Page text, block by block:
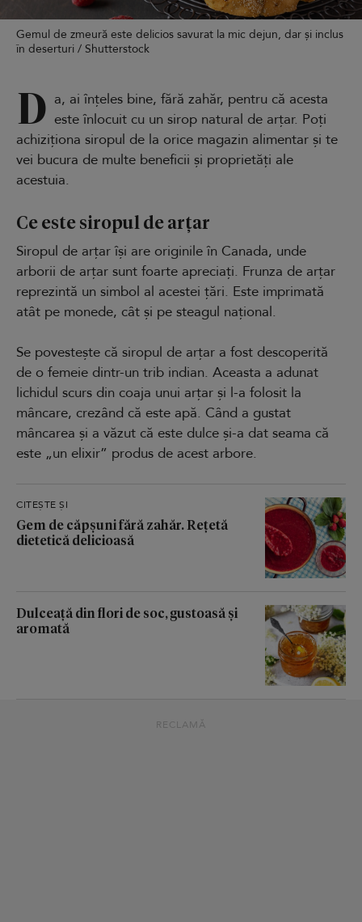
Gemul de zmeură este delicios savurat la mic dejun, dar și inclus
în deserturi / Shutterstock
D a, ai înțeles bine, fără zahăr, pentru că acesta
este înlocuit cu un sirop natural de arțar. Poți
achiziționa siropul de la orice magazin alimentar și te
vei bucura de multe beneficii și proprietăți ale
acestuia.
Ce este siropul de arțar
Siropul de arțar își are originile în Canada, unde
arborii de arțar sunt foarte apreciați. Frunza de arțar
reprezintă un simbol al acestei țări. Este imprimată
atât pe monede, cât și pe steagul național.
Se povestește că siropul de arțar a fost descoperită
de o femeie dintr-un trib indian. Aceasta a adunat
lichidul scurs din coaja unui arțar și l-a folosit la
mâncare, crezând că este apă. Când a gustat
mâncarea și a văzut că este dulce și-a dat seama că
este „un elixir” produs de acest arbore.
CITEȘTE ȘI
Gem de căpșuni fără zahăr. Rețetă
dietetică delicioasă
Dulceață din flori de soc, gustoasă și
aromată
RECLAMĂ